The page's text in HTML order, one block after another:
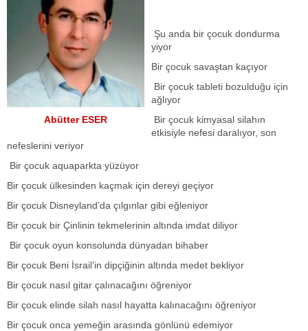
Abütter ESER
Şu anda bir çocuk dondurma
yiyor
Bir çocuk savaştan kaçıyor
Bir çocuk tableti bozulduğu için
ağlıyor
Bir çocuk kimyasal silahın
etkisiyle nefesi daralıyor, son
nefeslerini veriyor
Bir çocuk aquaparkta yüzüyor
Bir çocuk ülkesinden kaçmak için dereyi geçiyor
Bir çocuk Disneyland’da çılgınlar gibi eğleniyor
Bir çocuk bir Çinlinin tekmelerinin altında imdat diliyor
Bir çocuk oyun konsolunda dünyadan bihaber
Bir çocuk Beni İsrail’in dipçiğinin altında medet bekliyor
Bir çocuk nasıl gitar çalınacağını öğreniyor
Bir çocuk elinde silah nasıl hayatta kalınacağını öğreniyor
Bir çocuk onca yemeğin arasında gönlünü edemiyor